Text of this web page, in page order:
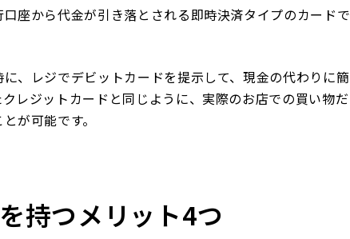
座から代金が引き落とされる即時決済タイプのカードで
、レジでデビットカードを提示して、現金の代わりに簡
レジットカードと同じように、実際のお店での買い物だ
が可能です。
持つメリット4つ